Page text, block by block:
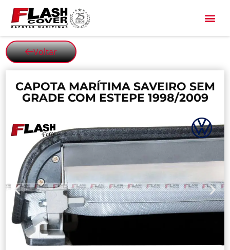
Voltar
CAPOTA MARÍTIMA SAVEIRO SEM
GRADE COM ESTEPE 1998/2009